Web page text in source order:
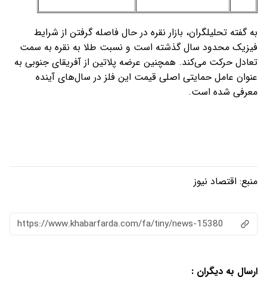
به گفته تحلیلگران، بازار نقره در حال فاصله گرفتن از شرایط
فیزیک محدود سال گذشته است و نسبت طلا به نقره به سمت
تعادل حرکت می‌کند. همچنین عرضه پلاتین از آفریقای جنوبی به
عنوان عامل حمایتی اصلی قیمت این فلز در سال‌های آینده
معرفی شده است.
منبع: اقتصاد نیوز
https://www.khabarfarda.com/fa/tiny/news-15380
ارسال به دیگران :